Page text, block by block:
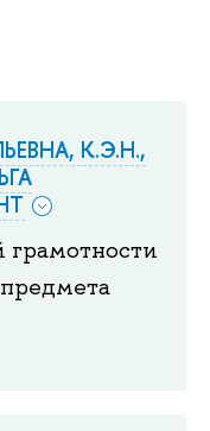
К.Э.Н.,
грамотности